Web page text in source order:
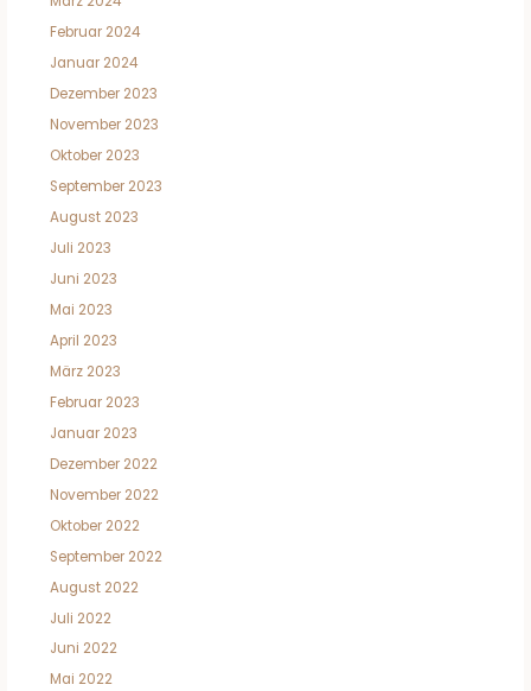
Februar 2024
Januar 2024
Dezember 2023
November 2023
Oktober 2023
September 2023
August 2023
Juli 2023
Juni 2023
Mai 2023
April 2023
März 2023
Februar 2023
Januar 2023
Dezember 2022
November 2022
Oktober 2022
September 2022
August 2022
Juli 2022
Juni 2022
Mai 2022